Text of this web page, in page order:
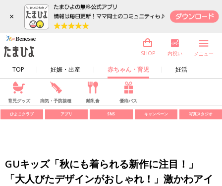
×
TOP 妊娠・出産 赤ちゃん・育児 妊活
SHOP 内祝い メニュー
育児グッズ 病気・予防接種 離乳食 優待パス
ひよこクラブ アプリ SNS キャンペーン 写真スタジオ
GUキッズ「秋にも着られる新作に注目！」
「大人びたデザインがおしゃれ！」激かわアイ